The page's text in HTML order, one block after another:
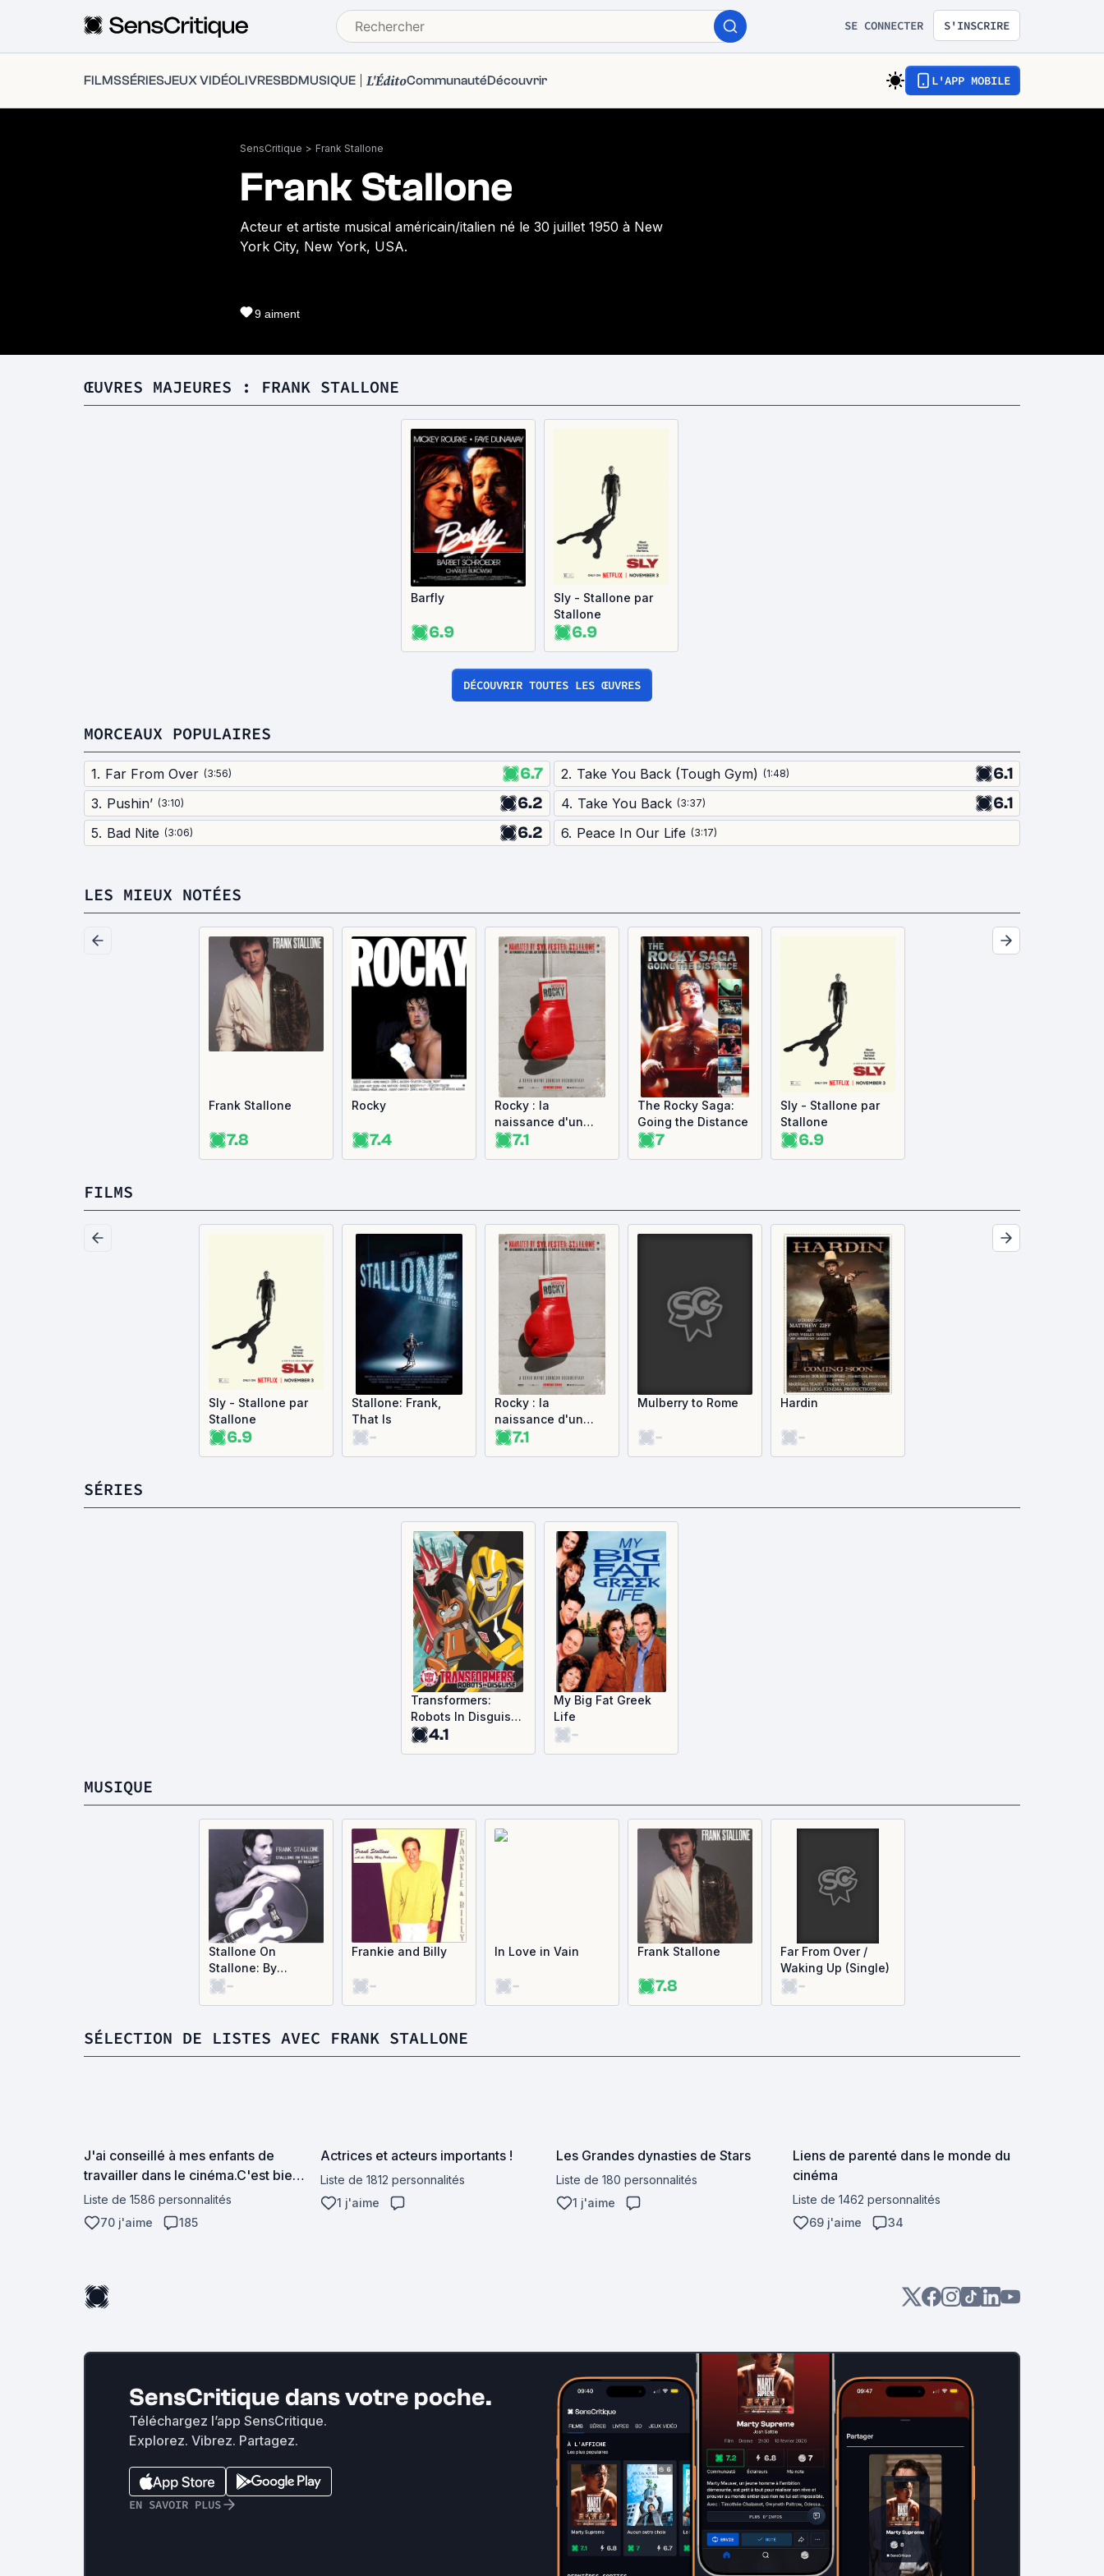
SE CONNECTER S'INSCRIRE
FILMSSÉRIESJEUX VIDÉOLIVRESBDMUSIQUE L'ÉditoCommunautéDécouvrir L'APP MOBILE
SensCritique > Frank Stallone
Frank Stallone
Acteur et artiste musical américain/italien né le 30 juillet 1950 à New
York City, New York, USA.
9 aiment
ŒUVRES MAJEURES : FRANK STALLONE
Barfly
6.9
Sly - Stallone par
Stallone
6.9
DÉCOUVRIR TOUTES LES ŒUVRES
MORCEAUX POPULAIRES
1. Far From Over (3:56) 6.7 2. Take You Back (Tough Gym) (1:48) 6.1
3. Pushin’ (3:10) 6.2 4. Take You Back (3:37) 6.1
5. Bad Nite (3:06) 6.2 6. Peace In Our Life (3:17)
LES MIEUX NOTÉES
Frank Stallone
7.8
Rocky
7.4
Rocky : la
naissance d'un
classique
7.1
The Rocky Saga:
Going the Distance
7
Sly - Stallone par
Stallone
6.9
FILMS
Sly - Stallone par
Stallone
6.9
Stallone: Frank,
That Is
-
Rocky : la
naissance d'un
classique
7.1
Mulberry to Rome
-
Hardin
-
SÉRIES
Transformers:
Robots In Disguise
(2015)
4.1
My Big Fat Greek
Life
-
MUSIQUE
Stallone On
Stallone: By
Request (The
-
Frankie and Billy
-
In Love in Vain
-
Frank Stallone
7.8
Far From Over /
Waking Up (Single)
-
SÉLECTION DE LISTES AVEC FRANK STALLONE
J'ai conseillé à mes enfants de
travailler dans le cinéma.C'est bien
payé et on est nourri à midi
Liste de 1586 personnalités
70 j'aime
185
Actrices et acteurs importants !
Liste de 1812 personnalités
1 j'aime
Les Grandes dynasties de Stars
Liste de 180 personnalités
1 j'aime
Liens de parenté dans le monde du
cinéma
Liste de 1462 personnalités
69 j'aime
34
SensCritique dans votre poche.
Téléchargez l’app SensCritique.
Explorez. Vibrez. Partagez.
EN SAVOIR PLUS